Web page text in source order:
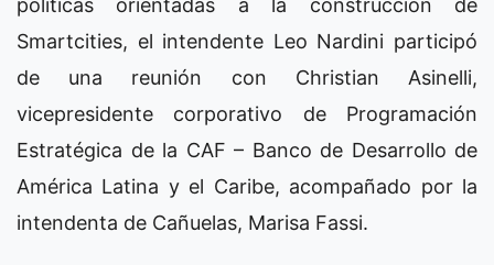
políticas orientadas a la construcción de
Smartcities, el intendente Leo Nardini participó
de una reunión con Christian Asinelli,
vicepresidente corporativo de Programación
Estratégica de la CAF – Banco de Desarrollo de
América Latina y el Caribe, acompañado por la
intendenta de Cañuelas, Marisa Fassi.